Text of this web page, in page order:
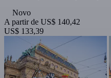
Novo
A partir de US$ 140,42
US$ 133,39